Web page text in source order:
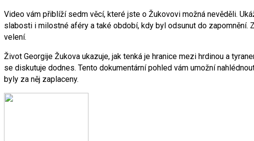
Video vám přiblíží sedm věcí, které jste o Žukovovi možná nevěděli.
slabosti i milostné aféry a také období, kdy byl odsunut do
velení.
Život Georgije Žukova ukazuje, jak tenká je hranice mezi hrdinou a
se diskutuje dodnes. Tento dokumentární pohled vám umožní
byly za něj zaplaceny.